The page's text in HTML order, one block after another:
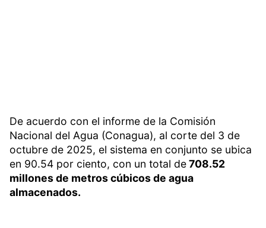
De acuerdo con el informe de la Comisión
Nacional del Agua (Conagua), al corte del 3 de
octubre de 2025, el sistema en conjunto se ubica
en 90.54 por ciento, con un total de708.52
millones de metros cúbicos de agua
almacenados.